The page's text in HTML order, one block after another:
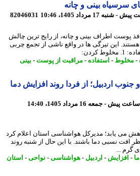
بینی و چانه
82046031
اطراف بینی و چانه، از رایج ترین چالش
این تیرگی ها در واقع ناشی از تجمع چربی
-استفاده-مراقبت از پوست-بینی
اردبیل؛ از فردا روند افزایش دما
یابد؛ مدیرکل هواشناسی استان اعلام کرد
نسبی دما باشند. با این حال از شنبه روند
...
-اردبیل -هواشناسی-نواحی -استان